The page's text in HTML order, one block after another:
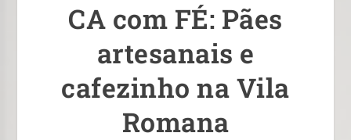
CA com FÉ: Pães
artesanais e
cafezinho na Vila
Romana